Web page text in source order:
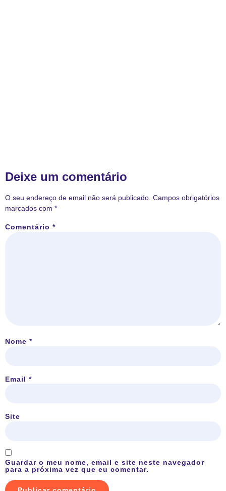
Deixe um comentário
O seu endereço de email não será publicado. Campos obrigatórios
marcados com *
Comentário *
Nome *
Email *
Site
Guardar o meu nome, email e site neste navegador
para a próxima vez que eu comentar.